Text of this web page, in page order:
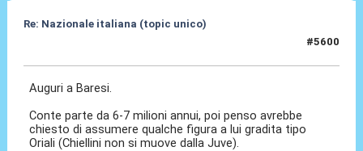
Re: Nazionale italiana (topic unico)
#5600
Auguri a Baresi.
Conte parte da 6-7 milioni annui, poi penso avrebbe
chiesto di assumere qualche figura a lui gradita tipo
Oriali (Chiellini non si muove dalla Juve).